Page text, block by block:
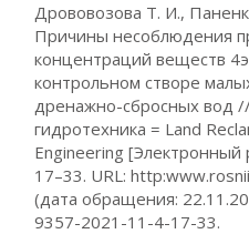
Дрововозова Т. И.,
Причины несоблюдения
концентраций веществ 4э
контрольном створе
дренажно-сбросных вод
гидротехника = Land
Engineering
17–33. URL:
(дата обращения:
9357-2021-11-4-17-33.